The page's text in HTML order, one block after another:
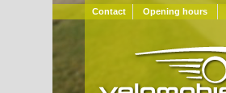
Contact Opening hours